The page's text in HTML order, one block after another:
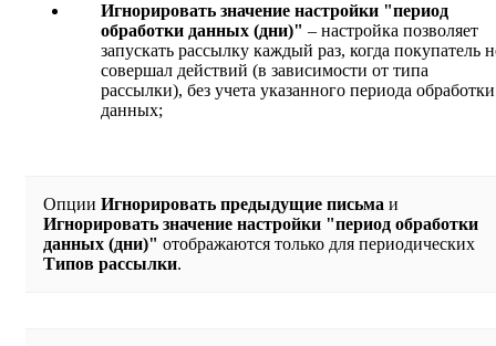
Игнорировать значение настройки "период
обработки данных (дни)" – настройка позволяет
запускать рассылку каждый раз, когда покупатель
совершал действий (в зависимости от типа
рассылки), без учета указанного периода обработки
данных;
Опции Игнорировать предыдущие письма и
Игнорировать значение настройки "период обработки
данных (дни)" отображаются только для периодических
Типов рассылки.